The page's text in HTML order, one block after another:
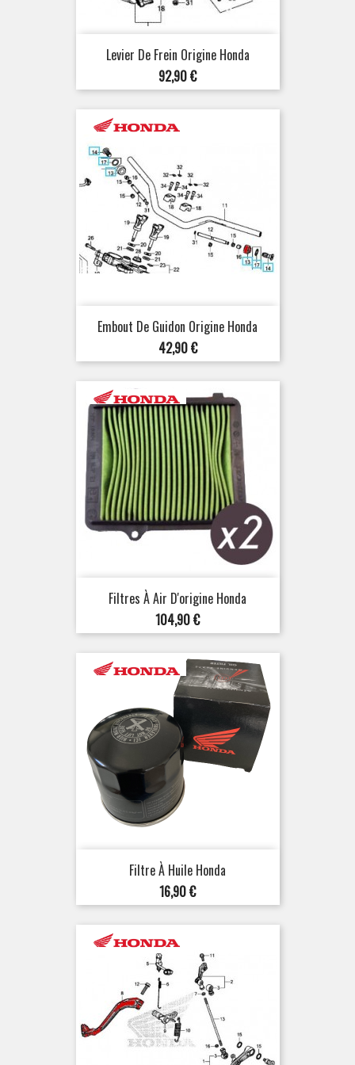
Levier De Frein Origine Honda
Prix
92,90 €
Embout De Guidon Origine Honda
Prix
42,90 €
Filtres À Air D'origine Honda
Prix
104,90 €
Filtre À Huile Honda
Prix
16,90 €